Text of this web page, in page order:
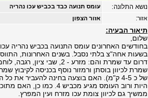
עומס תנועה כבד בכביש עכו נהריה נושא התלונה:
אזור הצפון אזור:
תיאור הבעיה:
שלום,
בחודשים האחרונים עומס התנועה בכביש נהריה
בשעות אחה"צ בלתי נסבל. בשנים האחרונות,
דרום עד שמרת והם: מזרע - 2,
שמרת לכיוון בוסתן ורמזור נוסף בכניסה לקיבוץ
של כ 4-5 ק"מ). האם בוצעה בחינה להעביר את
היות ורוב העומס מגיע
ממשיך גם לכיוון צומת עכו מזרח ועין המפרץ.